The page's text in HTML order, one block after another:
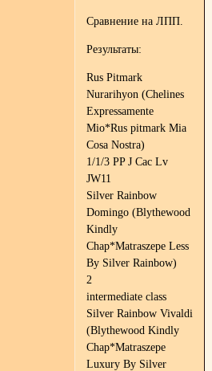
Сравнение на ЛПП.
Результаты:
Rus Pitmark
Nurarihyon (Chelines
Expressamente
Mio*Rus pitmark Mia
Cosa Nostra)
1/1/3 PP J Cac Lv
JW11
Silver Rainbow
Domingo (Blythewood
Kindly
Chap*Matraszepe Less
By Silver Rainbow)
2
intermediate class
Silver Rainbow Vivaldi
(Blythewood Kindly
Chap*Matraszepe
Luxury By Silver